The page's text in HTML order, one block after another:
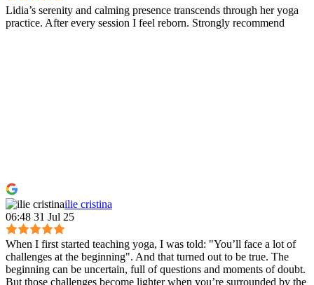
Lidia’s serenity and calming presence transcends through her yoga
practice. After every session I feel reborn. Strongly recommend
ilie cristina
06:48 31 Jul 25
When I first started teaching yoga, I was told: "You’ll face a lot of
challenges at the beginning". And that turned out to be true. The
beginning can be uncertain, full of questions and moments of doubt.
But those challenges become lighter when you’re surrounded by the